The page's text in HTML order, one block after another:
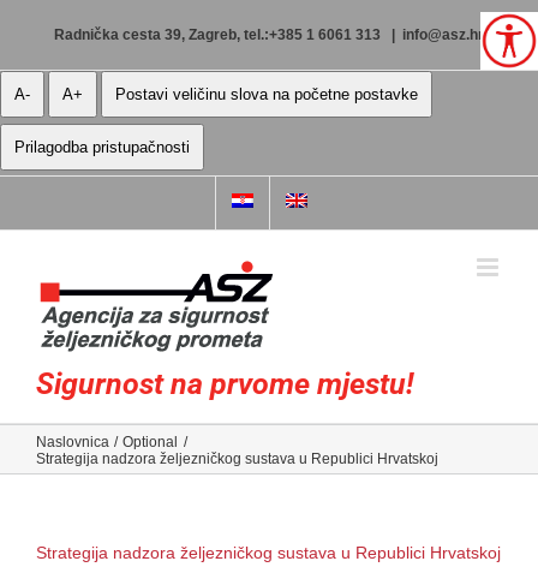
Radnička cesta 39, Zagreb, tel.:+385 1 6061 313 info@asz.hr
A- A+ Postavi veličinu slova na početne postavke
Prilagodba pristupačnosti
Sigurnost na prvome mjestu!
Naslovnica
Optional
Strategija nadzora željezničkog sustava u Republici Hrvatskoj
Strategija nadzora željezničkog sustava u Republici Hrvatskoj